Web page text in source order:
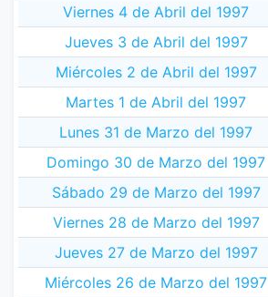
Viernes 4 de Abril del 1997
Jueves 3 de Abril del 1997
Miércoles 2 de Abril del 1997
Martes 1 de Abril del 1997
Lunes 31 de Marzo del 1997
Domingo 30 de Marzo del 1997
Sábado 29 de Marzo del 1997
Viernes 28 de Marzo del 1997
Jueves 27 de Marzo del 1997
Miércoles 26 de Marzo del 1997